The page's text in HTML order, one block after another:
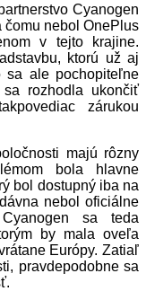
Cyanogen
nebol OnePlus
v tejto krajine.
ktorú už aj
sa ale pochopiteľne
rozhodla ukončiť
zárukou
majú rôzny
bola hlavne
bol dostupný iba na
nebol oficiálne
sa teda
by mala oveľa
Európy. Zatiaľ
pravdepodobne sa